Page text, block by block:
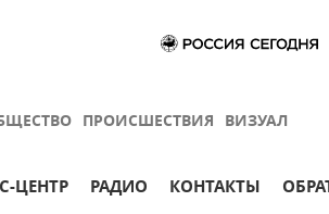
ПРОИСШЕСТВИЯ ВИЗУАЛ
ЦЕНТР РАДИО КОНТАКТЫ